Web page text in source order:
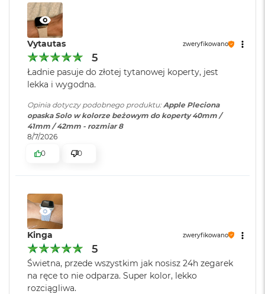
A
i
r
1
3
M
a
B
o
o
k
i
1
W
e
d
u
g
k
o
Vytautas zweryfikowano
5
Ładnie pasuje do złotej tytanowej koperty, jest
lekka i wygodna.
Opinia dotyczy podobnego produktu:Apple Pleciona
opaska Solo w kolorze beżowym do koperty 40mm /
41mm / 42mm - rozmiar 8
8/7/2026
0
0
Kinga zweryfikowano
5
Świetna, przede wszystkim jak nosisz 24h zegarek
na ręce to nie odparza. Super kolor, lekko
rozciągliwa.